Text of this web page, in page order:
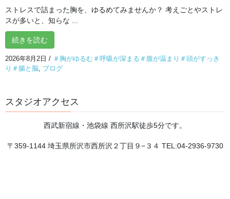
2026年8月3日
頭を休めるには、まず体の緊張をほどくことから。
2026年8月2日
8月が始まりました
ストレスで詰まった胸を、ゆるめてみませんか？ 考えごとやストレ
スが多いと、知らな ...
続きを読む
2026年8月2日 / ＃胸がゆるむ＃呼吸が深まる＃腹が温まり＃頭がすっき
り＃腸と脳 ブログ
スタジオアクセス
西武新宿線・池袋線 西所沢駅徒歩5分です。
〒359-1144 埼玉県所沢市西所沢２丁目９−３４ TEL:04-2936-9730